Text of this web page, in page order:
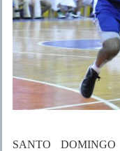
SANTO